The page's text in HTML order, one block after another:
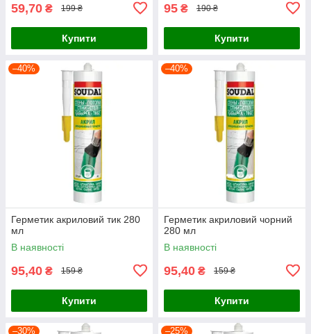
59,70 ₴ 199 ₴
Купити
95 ₴ 190 ₴
Купити
–40%
Герметик акриловий тик 280
мл
В наявності
95,40 ₴ 159 ₴
Купити
–40%
Герметик акриловий чорний
280 мл
В наявності
95,40 ₴ 159 ₴
Купити
–30% –25%